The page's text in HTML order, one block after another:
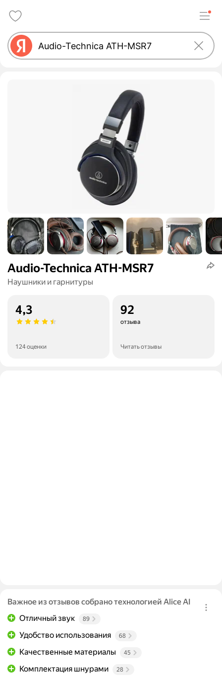
Audio-Technica ATH-MSR7
Наушники и гарнитуры
4,3
124 оценки
92
отзыва
Читать отзывы
Важное из отзывов собрано технологией Alice AI
Отличный звук
89
Удобство использования 68
Качественные материалы 45
Комплектация шнурами 28